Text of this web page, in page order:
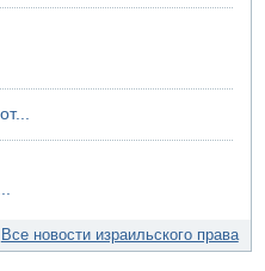
Все новости израильского права